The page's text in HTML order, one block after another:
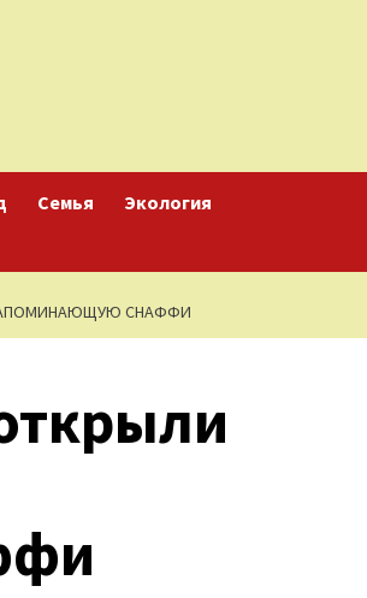
Семья Экология
СНАФФИ